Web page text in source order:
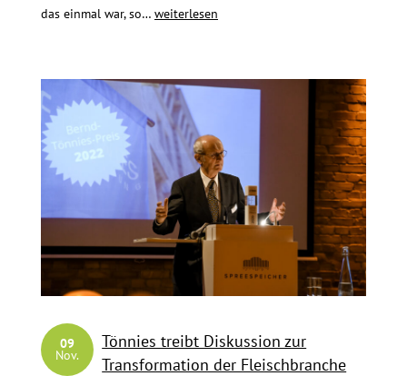
das einmal war, so… Dialog-
Thema
Tierschutz
beim
Transport
weiterlesen
09
Nov.
Tönnies treibt Diskussion zur
Transformation der Fleischbranche